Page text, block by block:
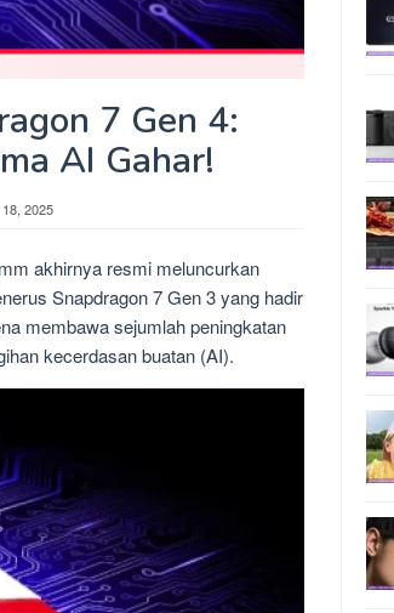
7 Gen 4:
AI Gahar!
2025
akhirnya resmi meluncurkan
Snapdragon 7 Gen 3 yang hadir
membawa sejumlah peningkatan
kecerdasan buatan (AI).